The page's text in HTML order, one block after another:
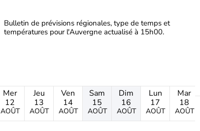
Bulletin de prévisions régionales, type de temps et
températures pour l'Auvergne actualisé à 15h00.
Mer
12
AOÛT
Jeu
13
AOÛT
Ven
14
AOÛT
Sam
15
AOÛT
Dim
16
AOÛT
Lun
17
AOÛT
Mar
18
AOÛT